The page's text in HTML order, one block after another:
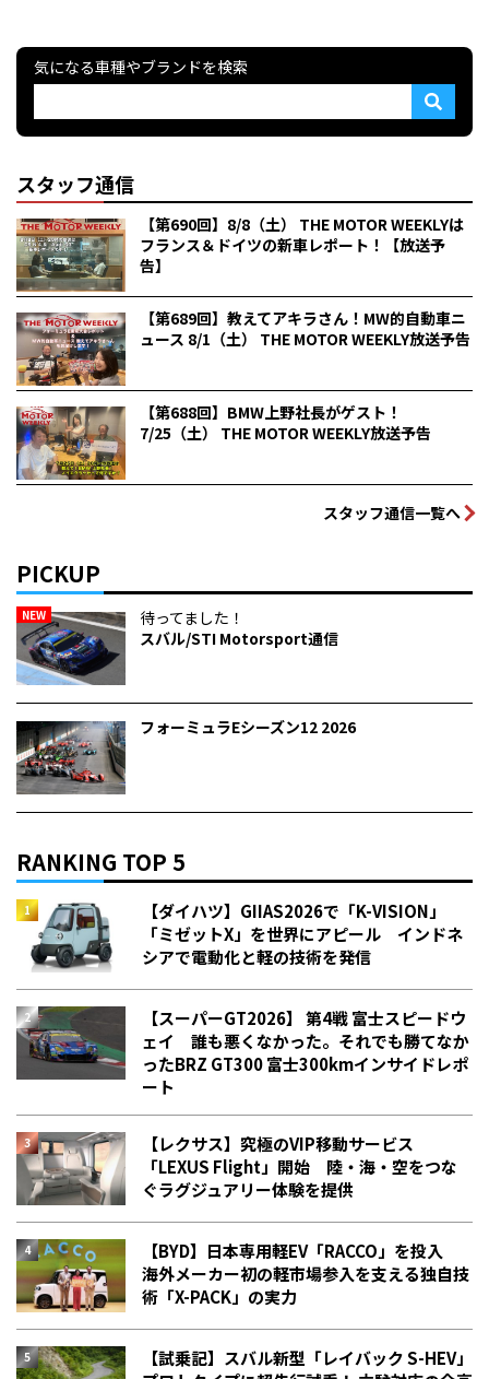
気になる車種やブランドを検索
スタッフ通信
【第690回】8/8（土） THE MOTOR WEEKLYは
フランス＆ドイツの新車レポート！【放送予
告】
【第689回】教えてアキラさん！MW的自動車ニ
ュース 8/1（土） THE MOTOR WEEKLY放送予告
【第688回】BMW上野社長がゲスト！
7/25（土） THE MOTOR WEEKLY放送予告
スタッフ通信一覧へ
PICKUP
NEW
待ってました！
スバル/STI Motorsport通信
フォーミュラEシーズン12 2026
RANKING TOP 5
【ダイハツ】GIIAS2026で「K-VISION」
「ミゼットX」を世界にアピール インドネ
シアで電動化と軽の技術を発信
【スーパーGT2026】 第4戦 富士スピードウ
ェイ 誰も悪くなかった。それでも勝てなか
った――BRZ GT300 富士300kmインサイドレポ
ート
【レクサス】究極のVIP移動サービス
「LEXUS Flight」開始 陸・海・空をつな
ぐラグジュアリー体験を提供
【BYD】日本専用軽EV「RACCO」を投入
海外メーカー初の軽市場参入を支える独自技
術「X-PACK」の実力
【試乗記】スバル新型「レイバック S-HEV」